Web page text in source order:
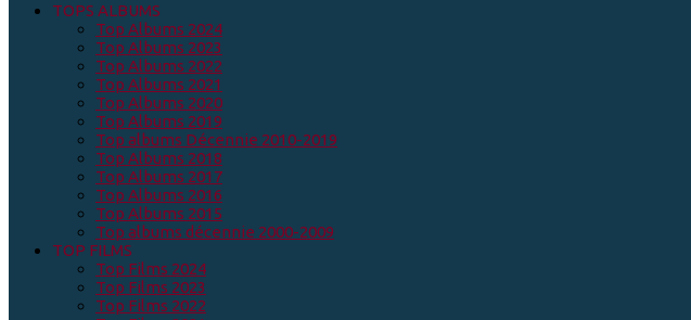
TOPS ALBUMS
Top Albums 2024
Top Albums 2023
Top Albums 2022
Top Albums 2021
Top Albums 2020
Top Albums 2019
Top albums Décennie 2010-2019
Top Albums 2018
Top Albums 2017
Top Albums 2016
Top Albums 2015
Top albums décennie 2000-2009
TOP FILMS
Top Films 2024
Top Films 2023
Top Films 2022